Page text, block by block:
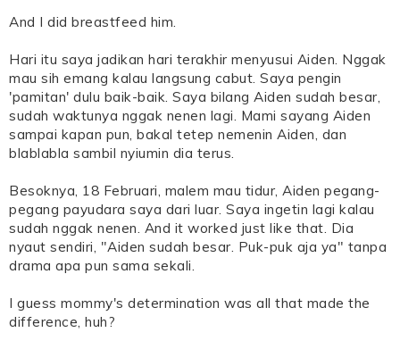
And I did breastfeed him.
Hari itu saya jadikan hari terakhir menyusui Aiden. Nggak
mau sih emang kalau langsung cabut. Saya pengin
'pamitan' dulu baik-baik. Saya bilang Aiden sudah besar,
sudah waktunya nggak nenen lagi. Mami sayang Aiden
sampai kapan pun, bakal tetep nemenin Aiden, dan
blablabla sambil nyiumin dia terus.
Besoknya, 18 Februari, malem mau tidur, Aiden pegang-
pegang payudara saya dari luar. Saya ingetin lagi kalau
sudah nggak nenen. And it worked just like that. Dia
nyaut sendiri, "Aiden sudah besar. Puk-puk aja ya" tanpa
drama apa pun sama sekali.
I guess mommy's determination was all that made the
difference, huh?